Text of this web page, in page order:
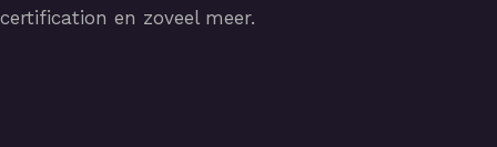
certification en zoveel meer.